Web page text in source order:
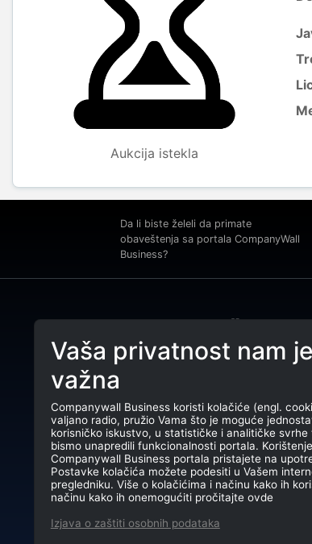
Aukcija istekla
Da li biste želeli da primate
obaveštenja sa portala CompanyWall
Business?
povezivanjem klijenata.
CompanyWall Business © 2026
Vaša privatnost nam je
važna
Companywall Business koristi kolačiće (engl.
valjano radio, pružio Vama što je moguće
korisničko iskustvo, u statističke i analitičke svrhe
bismo unapredili funkcionalnosti portala.
Companywall Business portala pristajete na
Postavke kolačića možete podesiti u Vašem
pregledniku. Više o kolačićima i načinu kako ih
načinu kako ih onemogućiti pročitajte ovde
Izjava o zaštiti osobnih podataka